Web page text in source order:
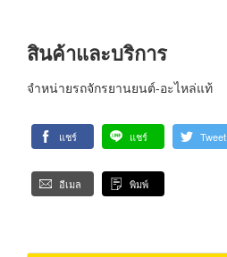
สินค้าและบริการ
จำหน่ายรถจักรยานยนต์-อะไหล่แท้
แชร์ แชร์ Tweet
อีเมล พิมพ์